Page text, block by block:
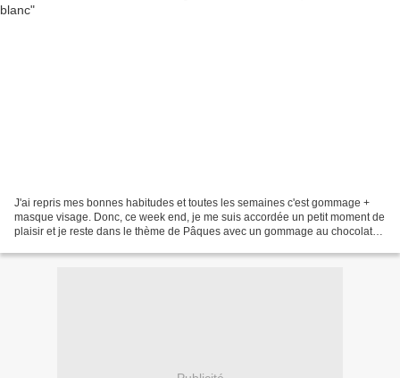
J'ai repris mes bonnes habitudes et toutes les semaines c'est gommage +
masque visage. Donc, ce week end, je me suis accordée un petit moment de
plaisir et je reste dans le thème de Pâques avec un gommage au chocolat